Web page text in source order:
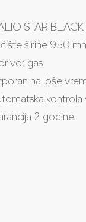
STAR
širine 950
gas
na loše
kontrola
2 godine